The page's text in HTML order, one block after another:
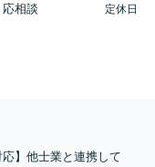
応相談
定休日
】他士業と連携して